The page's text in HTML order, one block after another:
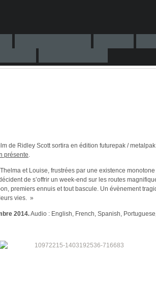
de Ridley Scott sortira en édition futurepak /
présente.
et Louise, frustrées par une existence monotone
de s’offrir un week-end sur les routes
premiers ennuis et tout bascule. Un évènement
vies. »
2014.Audio : English, French, Spanish,